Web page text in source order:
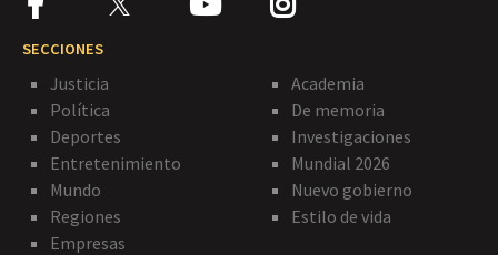
SECCIONES
Justicia
Política
Deportes
Entretenimiento
Mundo
Regiones
Empresas
Academia
De memoria
Investigaciones
Mundial 2026
Nuevo gobierno
Estilo de vida